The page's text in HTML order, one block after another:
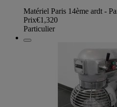
Matériel Paris 14ème ardt -
Prix€1,320
Particulier